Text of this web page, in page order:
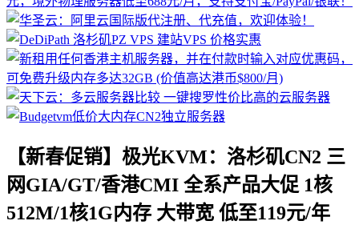
【新春促销】极光KVM：洛杉矶CN2 三
网GIA/GT/香港CMI 全系产品大促 1核
512M/1核1G内存 大带宽 低至119元/年